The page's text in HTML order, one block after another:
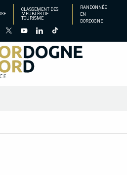
CLASSEMENT DES
MEUBLÉS DE
TOURISME
RANDONNÉE
EN
DORDOGNE